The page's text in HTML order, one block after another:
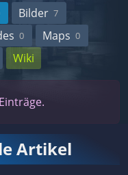
Bilder 7
0 Maps 0
Wiki
Artikel